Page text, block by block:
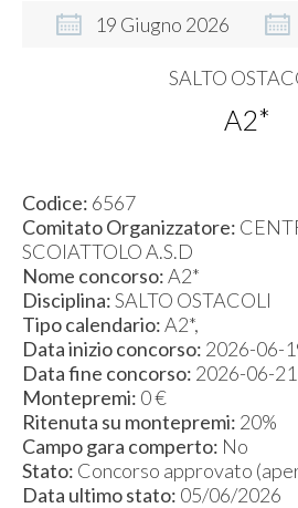
19 Giugno 2026
A2*
Codice: 6567
Comitato Organizzatore:
SCOIATTOLO A.S.D
Nome concorso:A2*
Disciplina:SALTO OSTACOLI
Tipo calendario:A2*,
Data inizio concorso: 2026-06-
Data fine concorso: 2026-06-21
Montepremi: 0 €
Ritenuta su montepremi: 20%
Campo gara comperto: No
Stato: Concorso approvato
Data ultimo stato: 05/06/2026
SALTO